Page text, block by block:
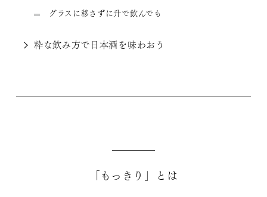
グラスに移さずに升で飲んでも
粋な飲み方で日本酒を味わおう
「もっきり」とは